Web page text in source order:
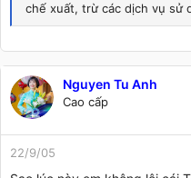
chế xuất, trừ các dịch vụ sử
Nguyen Tu Anh
Cao cấp
22/9/05